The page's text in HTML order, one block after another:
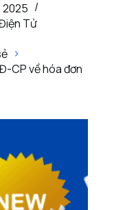
2025
Tử
CP về hóa đơn